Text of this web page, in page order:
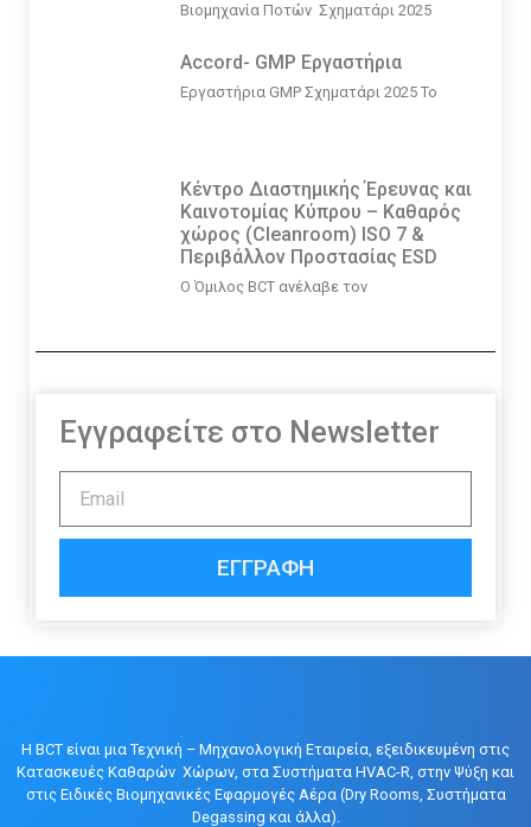
Βιομηχανία Ποτών Σχηματάρι 2025
Accord- GMP Εργαστήρια
Εργαστήρια GMP Σχηματάρι 2025 Το
Κέντρο Διαστημικής Έρευνας και
Καινοτομίας Κύπρου – Καθαρός
χώρος (Cleanroom) ISO 7 &
Περιβάλλον Προστασίας ESD
Ο Όμιλος BCT ανέλαβε τον
Εγγραφείτε στο Newsletter
ΕΓΓΡΑΦΉ
Η BCT είναι μια Τεχνική – Μηχανολογική Εταιρεία, εξειδικευμένη στις
Κατασκευές Καθαρών Χώρων, στα Συστήματα HVAC-R, στην Ψύξη και
στις Ειδικές Βιομηχανικές Εφαρμογές Αέρα (Dry Rooms, Συστήματα
Degassing και άλλα).